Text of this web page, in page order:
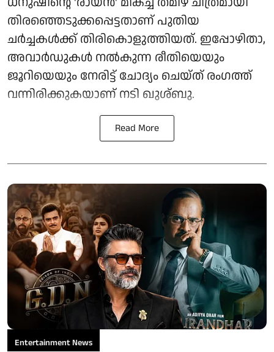
തിരഞ്ഞെടുക്കപ്പെട്ടതാണ് പുതിയ
ചർച്ചകൾക്ക് തിരികൊളുത്തിയത്. ഇപ്പോഴിതാ,
അവാർഡുകൾ നൽകുന്ന രീതിയെയും
ജൂറിയെയും നേരിട്ട് ചോദ്യം ചെയ്ത് രംഗത്ത്
വന്നിരിക്കുകയാണ് നടി ഖുശ്ബു.
Read More
Entertainment News